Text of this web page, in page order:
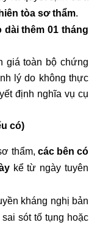
tòa sơ thẩm.
dài thêm 01 tháng
giá toàn bộ chứng
lý do không thực
định nghĩa vụ cụ
có)
thẩm, các bên có
kể từ ngày tuyên
kháng nghị bản
sót tố tụng hoặc